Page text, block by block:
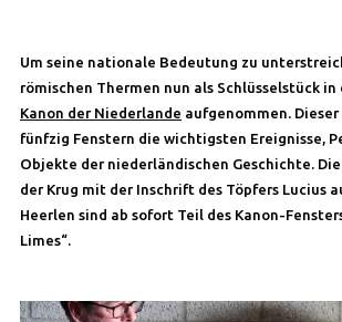
Um seine nationale Bedeutung zu
römischen Thermen nun als Schlüsselstück in
Kanon der Niederlande aufgenommen.
fünfzig Fenstern die wichtigsten Ereignisse,
Objekte der niederländischen Geschichte.
der Krug mit der Inschrift des Töpfers Lucius
Heerlen sind ab sofort Teil des Kanon-
Limes“.